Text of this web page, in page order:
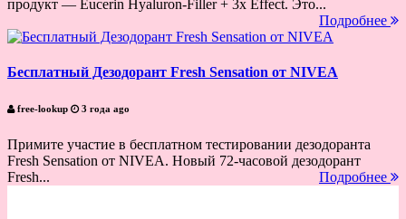
продукт — Eucerin Hyaluron-Filler + 3x Effect. Это...
Подробнее
Бесплатный Дезодорант Fresh Sensation от NIVEA
free-lookup 3 года ago
Примите участие в бесплатном тестировании дезодоранта
Fresh Sensation от NIVEA. Новый 72-часовой дезодорант
Fresh...
Подробнее